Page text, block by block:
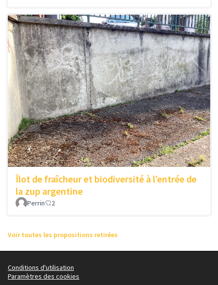
Îlot de fraîcheur et biodiversité à l’entrée de
la zup argentine
Perrin 2
Voir toutes les propositions retirées
Conditions d'utilisation
Paramètres des cookies